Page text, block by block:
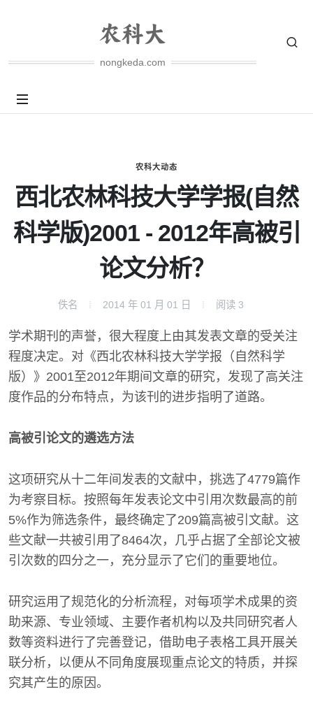
nongkeda.com
农科大动态
西北农林科技大学学报(自然
科学版)2001 - 2012年高被引
论文分析？
佚名 2014 年 01 月 01 日 阅读 3
学术期刊的声誉，很大程度上由其发表文章的受关注
程度决定。对《西北农林科技大学学报（自然科学
版）》2001至2012年期间文章的研究，发现了高关注
度作品的分布特点，为该刊的进步指明了道路。
高被引论文的遴选方法
这项研究从十二年间发表的文献中，挑选了4779篇作
为考察目标。按照每年发表论文中引用次数最高的前
5%作为筛选条件，最终确定了209篇高被引文献。这
些文献一共被引用了8464次，几乎占据了全部论文被
引次数的四分之一，充分显示了它们的重要地位。
研究运用了规范化的分析流程，对每项学术成果的资
助来源、专业领域、主要作者机构以及共同研究者人
数等资料进行了完善登记，借助电子表格工具开展关
联分析，以便从不同角度展现重点论文的特质，并探
究其产生的原因。